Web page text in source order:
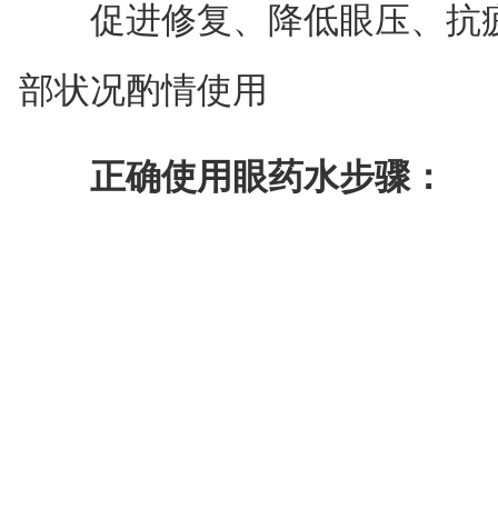
促进修复、降低眼压、抗
部状况酌情使用
正确使用眼药水步骤：